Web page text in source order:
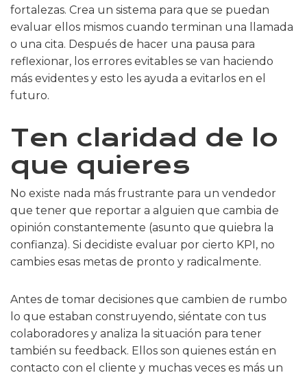
fortalezas. Crea un sistema para que se puedan
evaluar ellos mismos cuando terminan una llamada
o una cita. Después de hacer una pausa para
reflexionar, los errores evitables se van haciendo
más evidentes y esto les ayuda a evitarlos en el
futuro.
Ten claridad de lo
que quieres
No existe nada más frustrante para un vendedor
que tener que reportar a alguien que cambia de
opinión constantemente (asunto que quiebra la
confianza). Si decidiste evaluar por cierto KPI, no
cambies esas metas de pronto y radicalmente.
Antes de tomar decisiones que cambien de rumbo
lo que estaban construyendo, siéntate con tus
colaboradores y analiza la situación para tener
también su feedback. Ellos son quienes están en
contacto con el cliente y muchas veces es más un